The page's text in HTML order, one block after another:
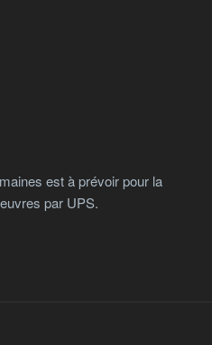
est à prévoir pour la
par UPS.